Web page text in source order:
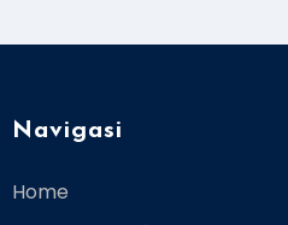
Navigasi
Home